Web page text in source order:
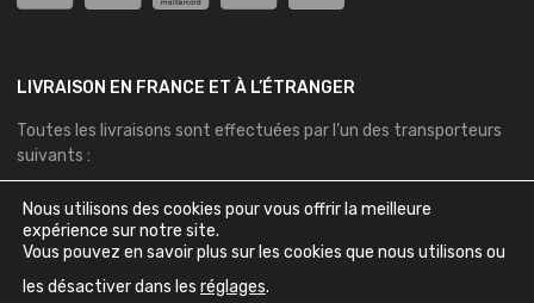
LIVRAISON EN FRANCE ET À L’ÉTRANGER
Toutes les livraisons sont effectuées par l’un des transporteurs
suivants :
Nous utilisons des cookies pour vous offrir la meilleure
expérience sur notre site.
Vous pouvez en savoir plus sur les cookies que nous utilisons ou
les désactiver dans les réglages.